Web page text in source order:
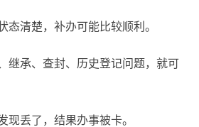
态清楚，补办可能比较顺利。
继承、查封、历史登记问题，就可
现丢了，结果办事被卡。